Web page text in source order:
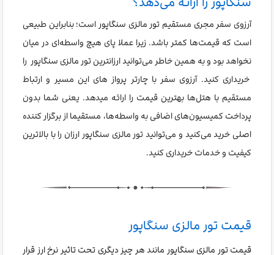
آرزوی سفر مجری مستقیم تور مالزی سنگاپور است؛ بنابراین طبیعی
است که قیمت‌ها کمتر باشد. زیرا عملا پای هیچ واسطه‌ای در میان
نخواهد بود و به همین خاطر می‌توانید ارزانترین تور مالزی سنگاپور را
خریداری کنید. آرزوی سفر با چارتر پرواز های این مسیر و ارتباط
مستقیم با هتل‌ها بهترین قیمت را ارائه میدهد. یعنی شما بدون
پرداخت کمیسیون‌های اضافی به واسطه‌ها، مستقیما از برگزار کننده
اصلی خرید می‌کنید و می‌توانید تور مالزی سنگاپور ارزان را با بالاترین
کیفیت و خدمات خریداری کنید.
قیمت تور مالزی سنگاپور
قیمت تور مالزی سنگاپور مانند هر چیز دیگری تحت تاثیر نرخ ارز قرار